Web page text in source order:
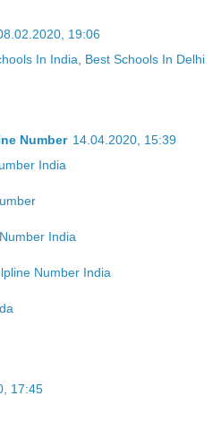
19:06
In India
Best Schools In Delhi
Number 14.04.2020, 15:39
India
India
Number India
17:45